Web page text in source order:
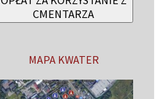
CMENTARZA
MAPA KWATER